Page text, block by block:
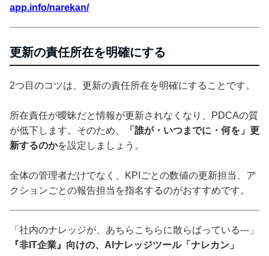
app.info/narekan/
更新の責任所在を明確にする
2つ目のコツは、更新の責任所在を明確にすることです。
所在責任が曖昧だと情報が更新されなくなり、PDCAの質
が低下します。そのため、
「誰が・いつまでに・何を」更
新するのかを設定しましょう。
全体の管理者だけでなく、KPIごとの数値の更新担当、ア
クションごとの報告担当を指名するのがおすすめです。
「社内のナレッジが、あちらこちらに散らばっている---」
『非IT企業』向けの、AIナレッジツール「ナレカン」